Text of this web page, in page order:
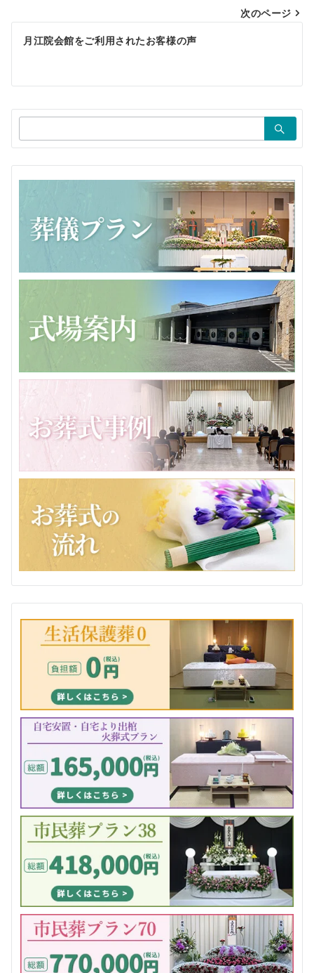
ビ
ゲ
シ
ョ
ン
次のページ
月江院会館をご利用されたお客様の声
索：